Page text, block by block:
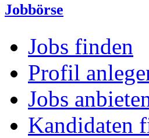
Jobbörse
Jobs finden
Profil
Jobs
Kandidaten